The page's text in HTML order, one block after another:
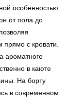
особенностью
от пола до
с кровати.
ароматного
в каюте
На борту
в современном